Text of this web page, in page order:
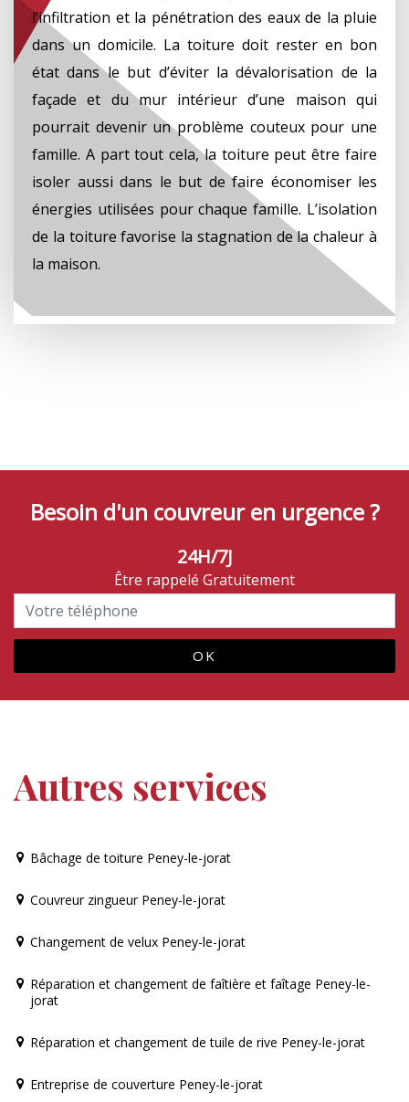
l’infiltration et la pénétration des eaux de la pluie
dans un domicile. La toiture doit rester en bon
état dans le but d’éviter la dévalorisation de la
façade et du mur intérieur d’une maison qui
pourrait devenir un problème couteux pour une
famille. A part tout cela, la toiture peut être faire
isoler aussi dans le but de faire économiser les
énergies utilisées pour chaque famille. L’isolation
de la toiture favorise la stagnation de la chaleur à
la maison.
Besoin d'un couvreur en urgence ?
24H/7J
Être rappelé Gratuitement
Autres services
Bâchage de toiture Peney-le-jorat
Couvreur zingueur Peney-le-jorat
Changement de velux Peney-le-jorat
Réparation et changement de faîtière et faîtage Peney-le-
jorat
Réparation et changement de tuile de rive Peney-le-jorat
Entreprise de couverture Peney-le-jorat